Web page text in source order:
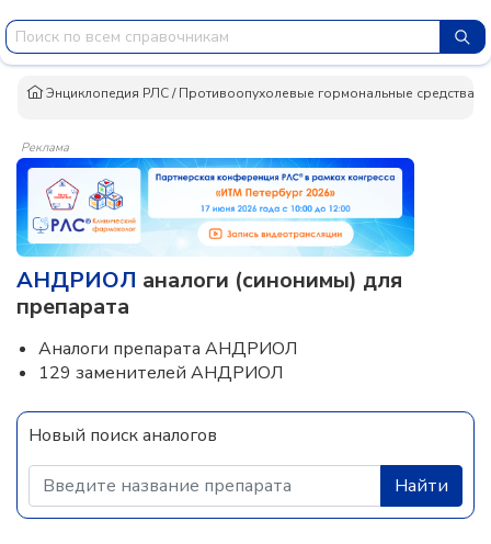
Энциклопедия РЛС/Противоопухолевые гормональные средства и
Реклама
АНДРИОЛ аналоги (синонимы) для
препарата
Аналоги препарата АНДРИОЛ
129 заменителей АНДРИОЛ
Новый поиск аналогов
Найти